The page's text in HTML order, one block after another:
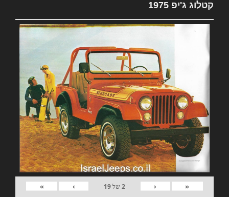
קטלוג ג'יפ 1975
«
‹
2של19
›
»